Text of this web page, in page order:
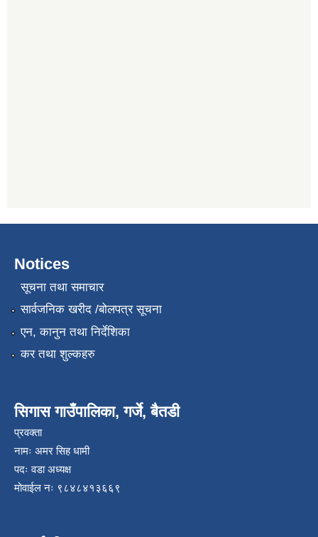
Notices
सूचना तथा समाचार
सार्वजनिक खरीद /बोलपत्र सूचना
एन, कानुन तथा निर्देशिका
कर तथा शुल्कहरु
सिगास गाउँपालिका, गर्जे, बैतडी
प्रवक्ता
नामः अमर सिह धामी
पदः वडा अध्यक्ष
मोवाईल न‌ः ९८४८४१३६६९